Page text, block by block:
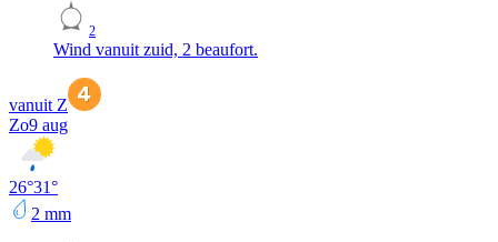
2
Wind vanuit zuid, 2 beaufort.
vanuit Z
Zo9 aug
26°31°
2 mm